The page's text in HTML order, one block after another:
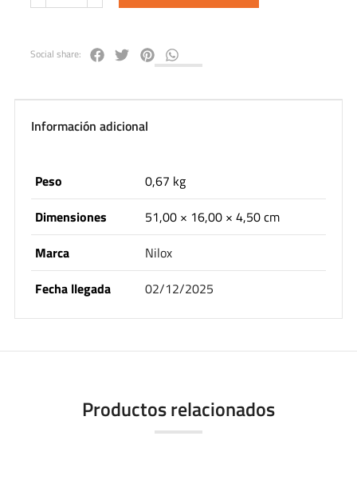
Social share:
Información adicional
Peso
0,67 kg
Dimensiones
51,00 × 16,00 × 4,50 cm
Marca
Nilox
Fecha llegada
02/12/2025
Productos relacionados